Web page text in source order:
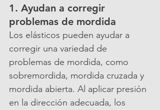
1. Ayudan a corregir
problemas de mordida
Los elásticos pueden ayudar a
corregir una variedad de
problemas de mordida, como
sobremordida, mordida cruzada y
mordida abierta. Al aplicar presión
en la dirección adecuada, los